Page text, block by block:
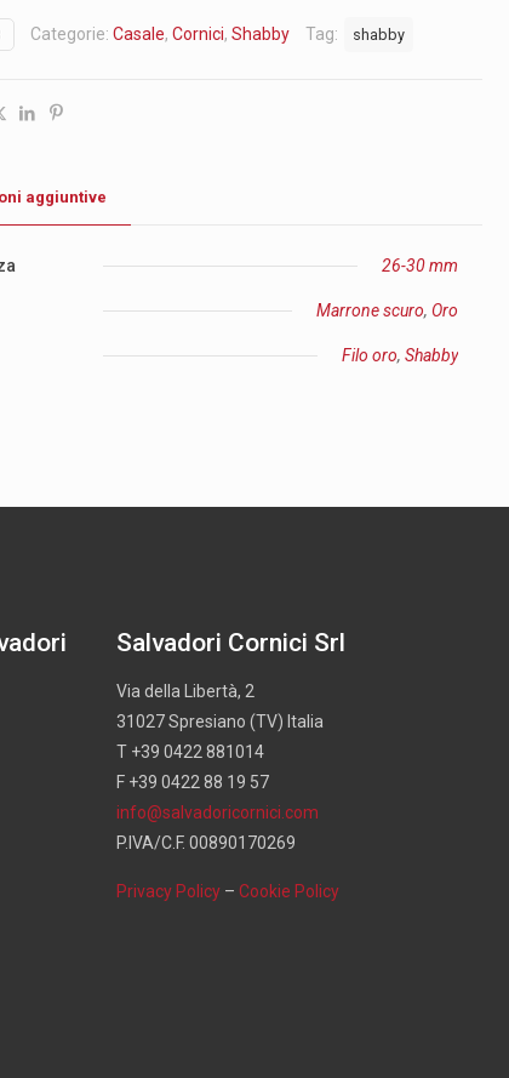
Categorie: Casale, Cornici, Shabby Tag: shabby
aggiuntive
26-30 mm
Marrone scuro, Oro
Filo oro, Shabby
Salvadori Cornici Srl
Via della Libertà, 2
31027 Spresiano (TV) Italia
T +39 0422 881014
F +39 0422 88 19 57
info@salvadoricornici.com
P.IVA/C.F. 00890170269
Privacy Policy – Cookie Policy